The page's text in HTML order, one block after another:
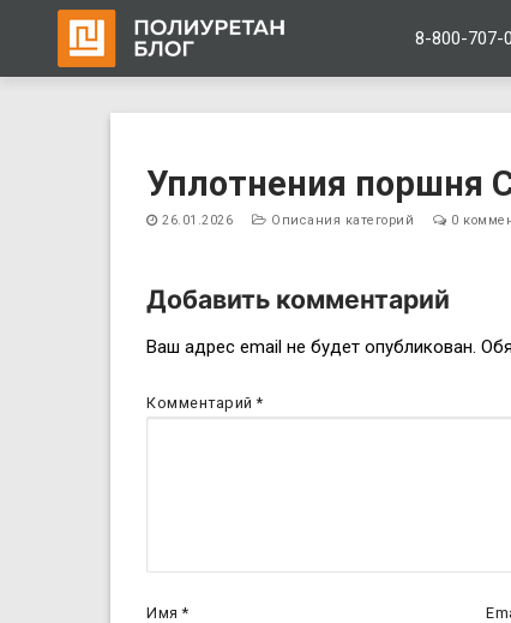
8-800-707-
содержимому
Уплотнения поршня
26.01.2026 Описания категорий 0
Навигация
по
Добавить комментарий
Ваш адрес email не будет опубликован.
Комментарий*
Имя*